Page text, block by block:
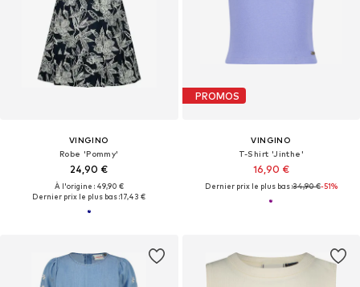
VINGINO
Robe 'Pommy'
24,90 €
À l'origine : 49,90 €
Dernier prix le plus bas :17,43 €
PROMOS
VINGINO
T-Shirt 'Jinthe'
16,90 €
Dernier prix le plus bas :34,90 €-51%